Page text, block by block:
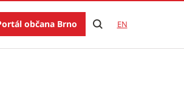
občana Brno EN